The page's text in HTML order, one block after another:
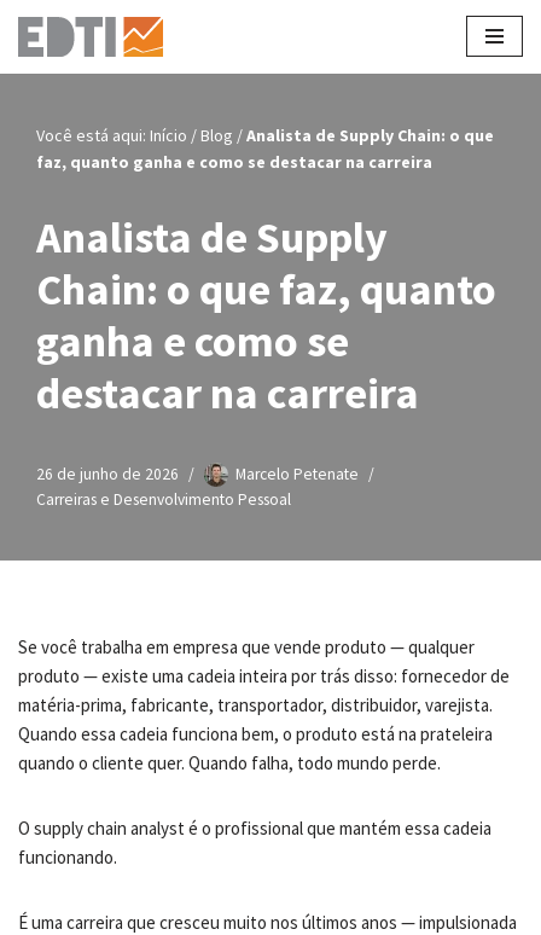
Pular
conteúdo
Você está aqui: Início / Blog /Analista de Supply Chain: o que
faz, quanto ganha e como se destacar na carreira
Analista de Supply
Chain: o que faz, quanto
ganha e como se
destacar na carreira
26 de junho de 2026
Marcelo Petenate
Carreiras e Desenvolvimento Pessoal
Se você trabalha em empresa que vende produto — qualquer
produto — existe uma cadeia inteira por trás disso: fornecedor de
matéria-prima, fabricante, transportador, distribuidor, varejista.
Quando essa cadeia funciona bem, o produto está na prateleira
quando o cliente quer. Quando falha, todo mundo perde.
O supply chain analyst é o profissional que mantém essa cadeia
funcionando.
É uma carreira que cresceu muito nos últimos anos — impulsionada